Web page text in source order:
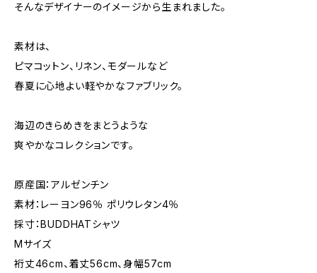
そんなデザイナーのイメージから生まれました。
素材は、
ピマコットン、リネン、モダールなど
春夏に心地よい軽やかなファブリック。
海辺のきらめきをまとうような
爽やかなコレクションです。
原産国：アルゼンチン
素材：レーヨン96％ ポリウレタン4％
採寸：BUDDHATシャツ
Mサイズ
裄丈46cm、着丈56cm、身幅57cm